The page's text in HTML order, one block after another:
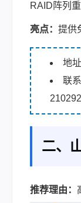
RAID阵列
亮点： 提供
地
联
二、
推荐理由：